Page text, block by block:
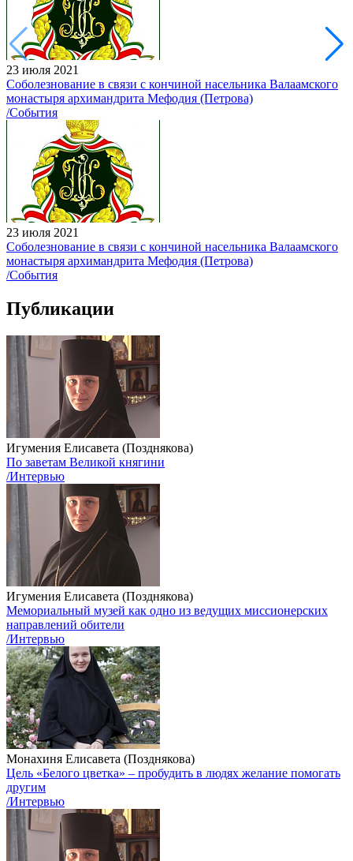
23 июля 2021
Соболезнование в связи с кончиной насельника Валаамского
монастыря архимандрита Мефодия (Петрова)
/События
23 июля 2021
Соболезнование в связи с кончиной насельника Валаамского
монастыря архимандрита Мефодия (Петрова)
/События
Публикации
Игумения Елисавета (Позднякова)
По заветам Великой княгини
/Интервью
Игумения Елисавета (Позднякова)
Мемориальный музей как одно из ведущих миссионерских
направлений обители
/Интервью
Монахиня Елисавета (Позднякова)
Цель «Белого цветка» – пробудить в людях желание помогать
другим
/Интервью